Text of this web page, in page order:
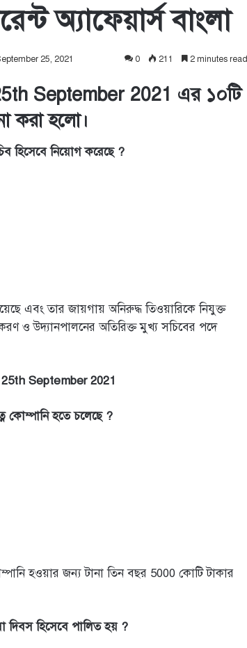
অ্যাফেয়ার্স বাংলা
25, 2021 0 211 2 minutes read
September 2021 এর ১০টি
করা হলো।
হিসেবে নিয়োগ করেছে ?
এবং তার জায়গায় অনিরুদ্ধ তিওয়ারিকে নিযুক্ত
ও উদ্যানপালনের অতিরিক্ত মুখ্য সচিবের পদে
September 2021
কোম্পানি হতে চলেছে ?
হওয়ার জন্য টানা তিন বছর 5000 কোটি টাকার
দিবস হিসেবে পালিত হয় ?